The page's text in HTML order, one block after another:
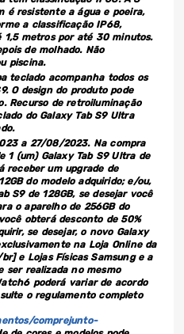
é resistente a água e poeira,
a classificação IP68,
1,5 metros por até 30 minutos.
de molhado. Não
piscina.
teclado acompanha todos os
O design do produto pode
Recurso de retroiluminação
do Galaxy Tab S9 Ultra
a 27/08/2023. Na compra
1 (um) Galaxy Tab S9 Ultra de
receber um upgrade de
do modelo adquirido; e/ou,
S9 de 128GB, se desejar você
o aparelho de 256GB do
obterá desconto de 50%
se desejar, o novo Galaxy
na Loja Online da
e Lojas Físicas Samsung e a
ser realizada no mesmo
poderá variar de acordo
o regulamento completo
comprejunto-